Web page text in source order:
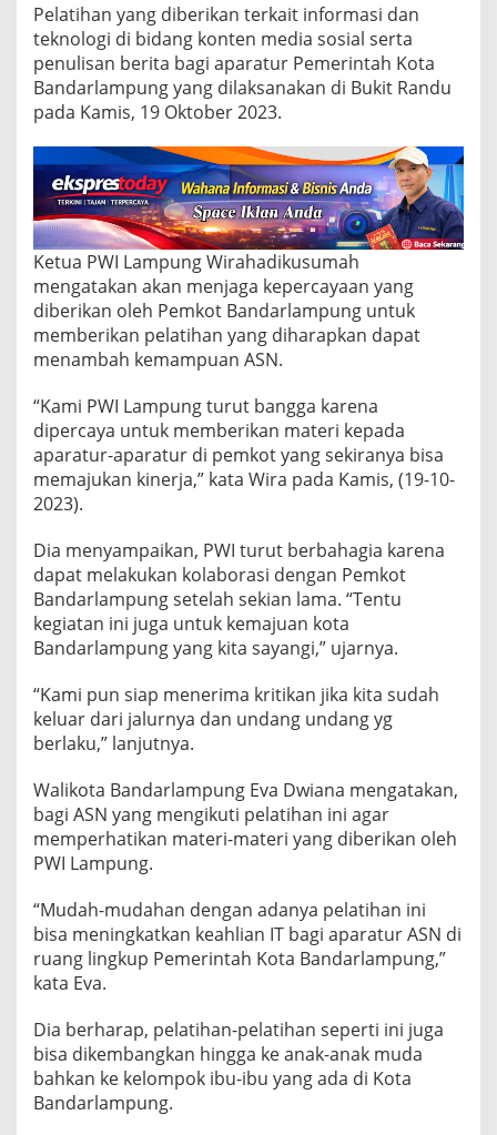
a
n
P
e
a
t
i
h
a
n
I
T
B
a
S
N
Pelatihan yang diberikan terkait informasi dan
teknologi di bidang konten media sosial serta
penulisan berita bagi aparatur Pemerintah Kota
Bandarlampung yang dilaksanakan di Bukit Randu
pada Kamis, 19 Oktober 2023.
Ketua PWI Lampung Wirahadikusumah
mengatakan akan menjaga kepercayaan yang
diberikan oleh Pemkot Bandarlampung untuk
memberikan pelatihan yang diharapkan dapat
menambah kemampuan ASN.
“Kami PWI Lampung turut bangga karena
dipercaya untuk memberikan materi kepada
aparatur-aparatur di pemkot yang sekiranya bisa
memajukan kinerja,” kata Wira pada Kamis, (19-10-
2023).
Dia menyampaikan, PWI turut berbahagia karena
dapat melakukan kolaborasi dengan Pemkot
Bandarlampung setelah sekian lama. “Tentu
kegiatan ini juga untuk kemajuan kota
Bandarlampung yang kita sayangi,” ujarnya.
“Kami pun siap menerima kritikan jika kita sudah
keluar dari jalurnya dan undang undang yg
berlaku,” lanjutnya.
Walikota Bandarlampung Eva Dwiana mengatakan,
bagi ASN yang mengikuti pelatihan ini agar
memperhatikan materi-materi yang diberikan oleh
PWI Lampung.
“Mudah-mudahan dengan adanya pelatihan ini
bisa meningkatkan keahlian IT bagi aparatur ASN di
ruang lingkup Pemerintah Kota Bandarlampung,”
kata Eva.
Dia berharap, pelatihan-pelatihan seperti ini juga
bisa dikembangkan hingga ke anak-anak muda
bahkan ke kelompok ibu-ibu yang ada di Kota
Bandarlampung.